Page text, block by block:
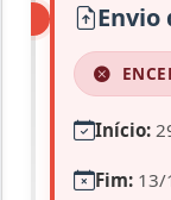
Envio
Início:
Fim: 13/